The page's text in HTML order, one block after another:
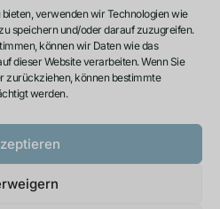
verwenden wir Technologien wie
speichern und/oder darauf zuzugreifen.
können wir Daten wie das
dieser Website verarbeiten. Wenn Sie
zurückziehen, können bestimmte
werden.